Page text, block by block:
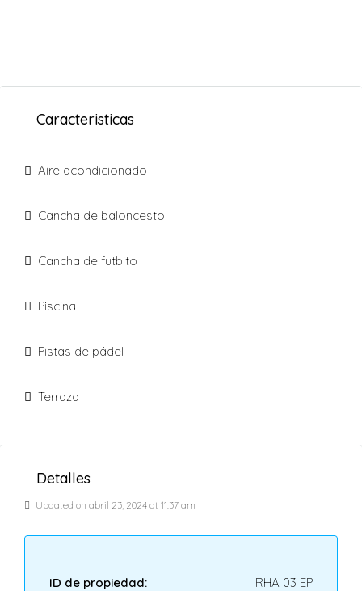
Caracteristicas
Aire acondicionado
Cancha de baloncesto
Cancha de futbito
Piscina
Pistas de pádel
Terraza
3+
Detalles
Updated on abril 23, 2024 at 11:37 am
ID de propiedad: RHA 03 EP